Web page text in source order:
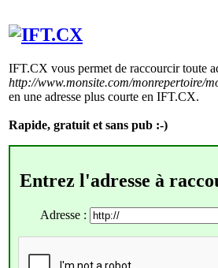
IFT.CX vous permet de raccourcir toute
http://www.monsite.com/monrepertoire/
en une adresse plus courte en IFT.CX.
Rapide, gratuit et sans pub :-)
Entrez l'adresse à
Adresse :